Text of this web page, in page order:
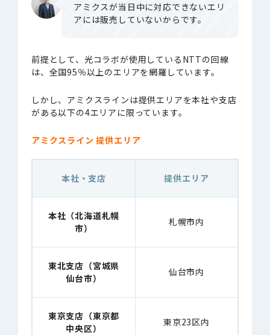
アミクスが当日中に対応できないエリ
アには販売していないからです。
前提として、光コラボが使用しているNTTの回線
は、全国95％以上のエリアを網羅しています。
しかし、アミクスラインは提供エリアを本社や支店
がある以下の4エリアに限っています。
アミクスライン 提供エリア
本社・支店 提供エリア
本社（北海道札幌
市）
札幌市内
東北支店（宮城県
仙台市）
仙台市内
東京支店（東京都
中央区）
東京23区内